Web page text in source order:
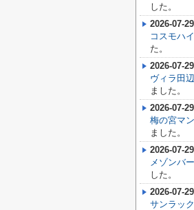
した。
2026-07-29
コスモハ
た。
2026-07-29
ヴィラ田
ました。
2026-07-29
梅の宮マ
ました。
2026-07-29
メゾンバ
した。
2026-07-29
サンラッ